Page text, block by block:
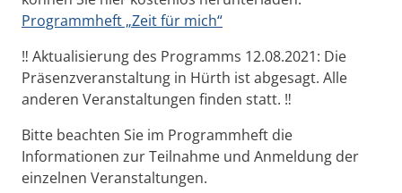
Programmheft „Zeit für mich“
‼️ Aktualisierung des Programms 12.08.2021: Die
Präsenzveranstaltung in Hürth ist abgesagt. Alle
anderen Veranstaltungen finden statt. ‼️
Bitte beachten Sie im Programmheft die
Informationen zur Teilnahme und Anmeldung der
einzelnen Veranstaltungen.